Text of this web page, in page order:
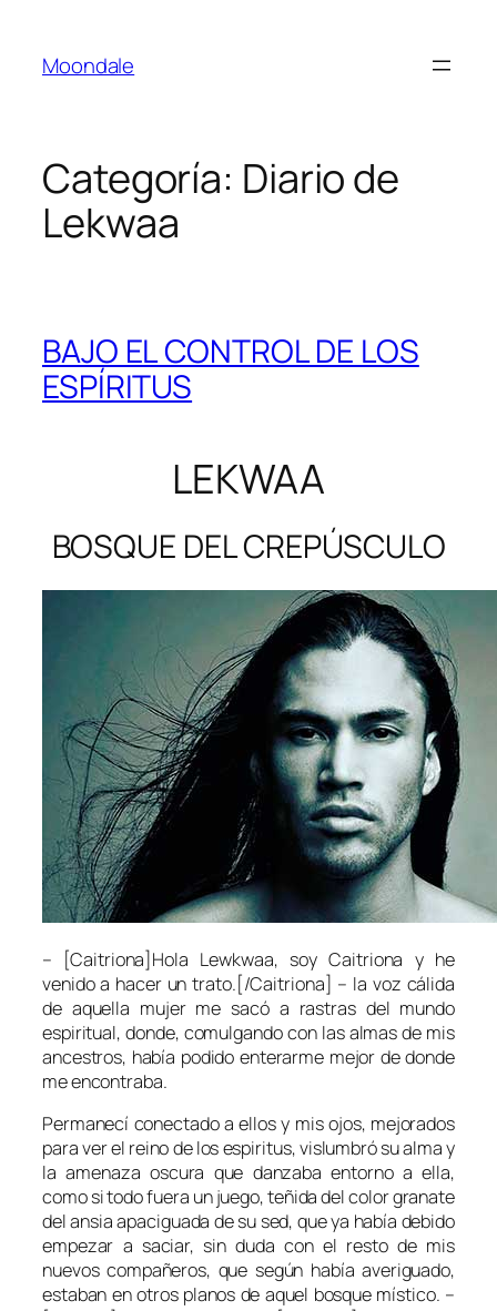
contenido
Moondale
Categoría: Diario de
Lekwaa
BAJO EL CONTROL DE LOS
ESPÍRITUS
LEKWAA
BOSQUE DEL CREPÚSCULO
– [Caitriona]Hola Lewkwaa, soy Caitriona y he
venido a hacer un trato.[/Caitriona] – la voz cálida
de aquella mujer me sacó a rastras del mundo
espiritual, donde, comulgando con las almas de mis
ancestros, había podido enterarme mejor de donde
me encontraba.
Permanecí conectado a ellos y mis ojos, mejorados
para ver el reino de los espiritus, vislumbró su alma y
la amenaza oscura que danzaba entorno a ella,
como si todo fuera un juego, teñida del color granate
del ansia apaciguada de su sed, que ya había debido
empezar a saciar, sin duda con el resto de mis
nuevos compañeros, que según había averiguado,
estaban en otros planos de aquel bosque místico. –